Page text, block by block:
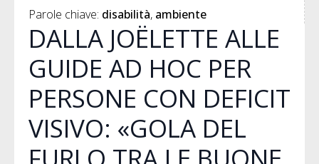
Parole chiave: disabilità ambiente
DALLA JOËLETTE ALLE
GUIDE AD HOC PER
PERSONE CON DEFICIT
VISIVO: «GOLA DEL